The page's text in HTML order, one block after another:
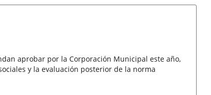
aprobar por la Corporación Municipal este año,
y la evaluación posterior de la norma